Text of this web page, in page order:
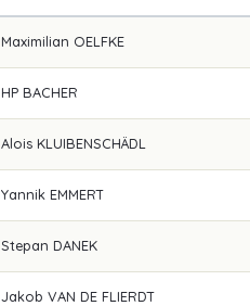
Maximilian OELFKE
HP BACHER
Alois KLUIBENSCHÄDL
Yannik EMMERT
Stepan DANEK
Jakob VAN DE FLIERDT